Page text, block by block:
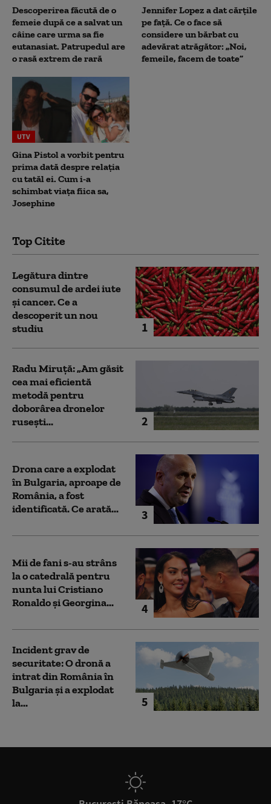
Descoperirea făcută de o
femeie după ce a salvat un
câine care urma sa fie
eutanasiat. Patrupedul are
o rasă extrem de rară
Jennifer Lopez a dat cărțile
pe față. Ce o face să
considere un bărbat cu
adevărat atrăgător: „Noi,
femeile, facem de toate”
UTV
Gina Pistol a vorbit pentru
prima dată despre relația
cu tatăl ei. Cum i-a
schimbat viața fiica sa,
Josephine
Top Citite
1
Legătura dintre
consumul de ardei iute
și cancer. Ce a
descoperit un nou
studiu
2
Radu Miruță: „Am găsit
cea mai eficientă
metodă pentru
doborârea dronelor
rusești...
3
Drona care a explodat
în Bulgaria, aproape de
România, a fost
identificată. Ce arată...
4
Mii de fani s-au strâns
la o catedrală pentru
nunta lui Cristiano
Ronaldo şi Georgina...
5
Incident grav de
securitate: O dronă a
intrat din România în
Bulgaria şi a explodat
la...